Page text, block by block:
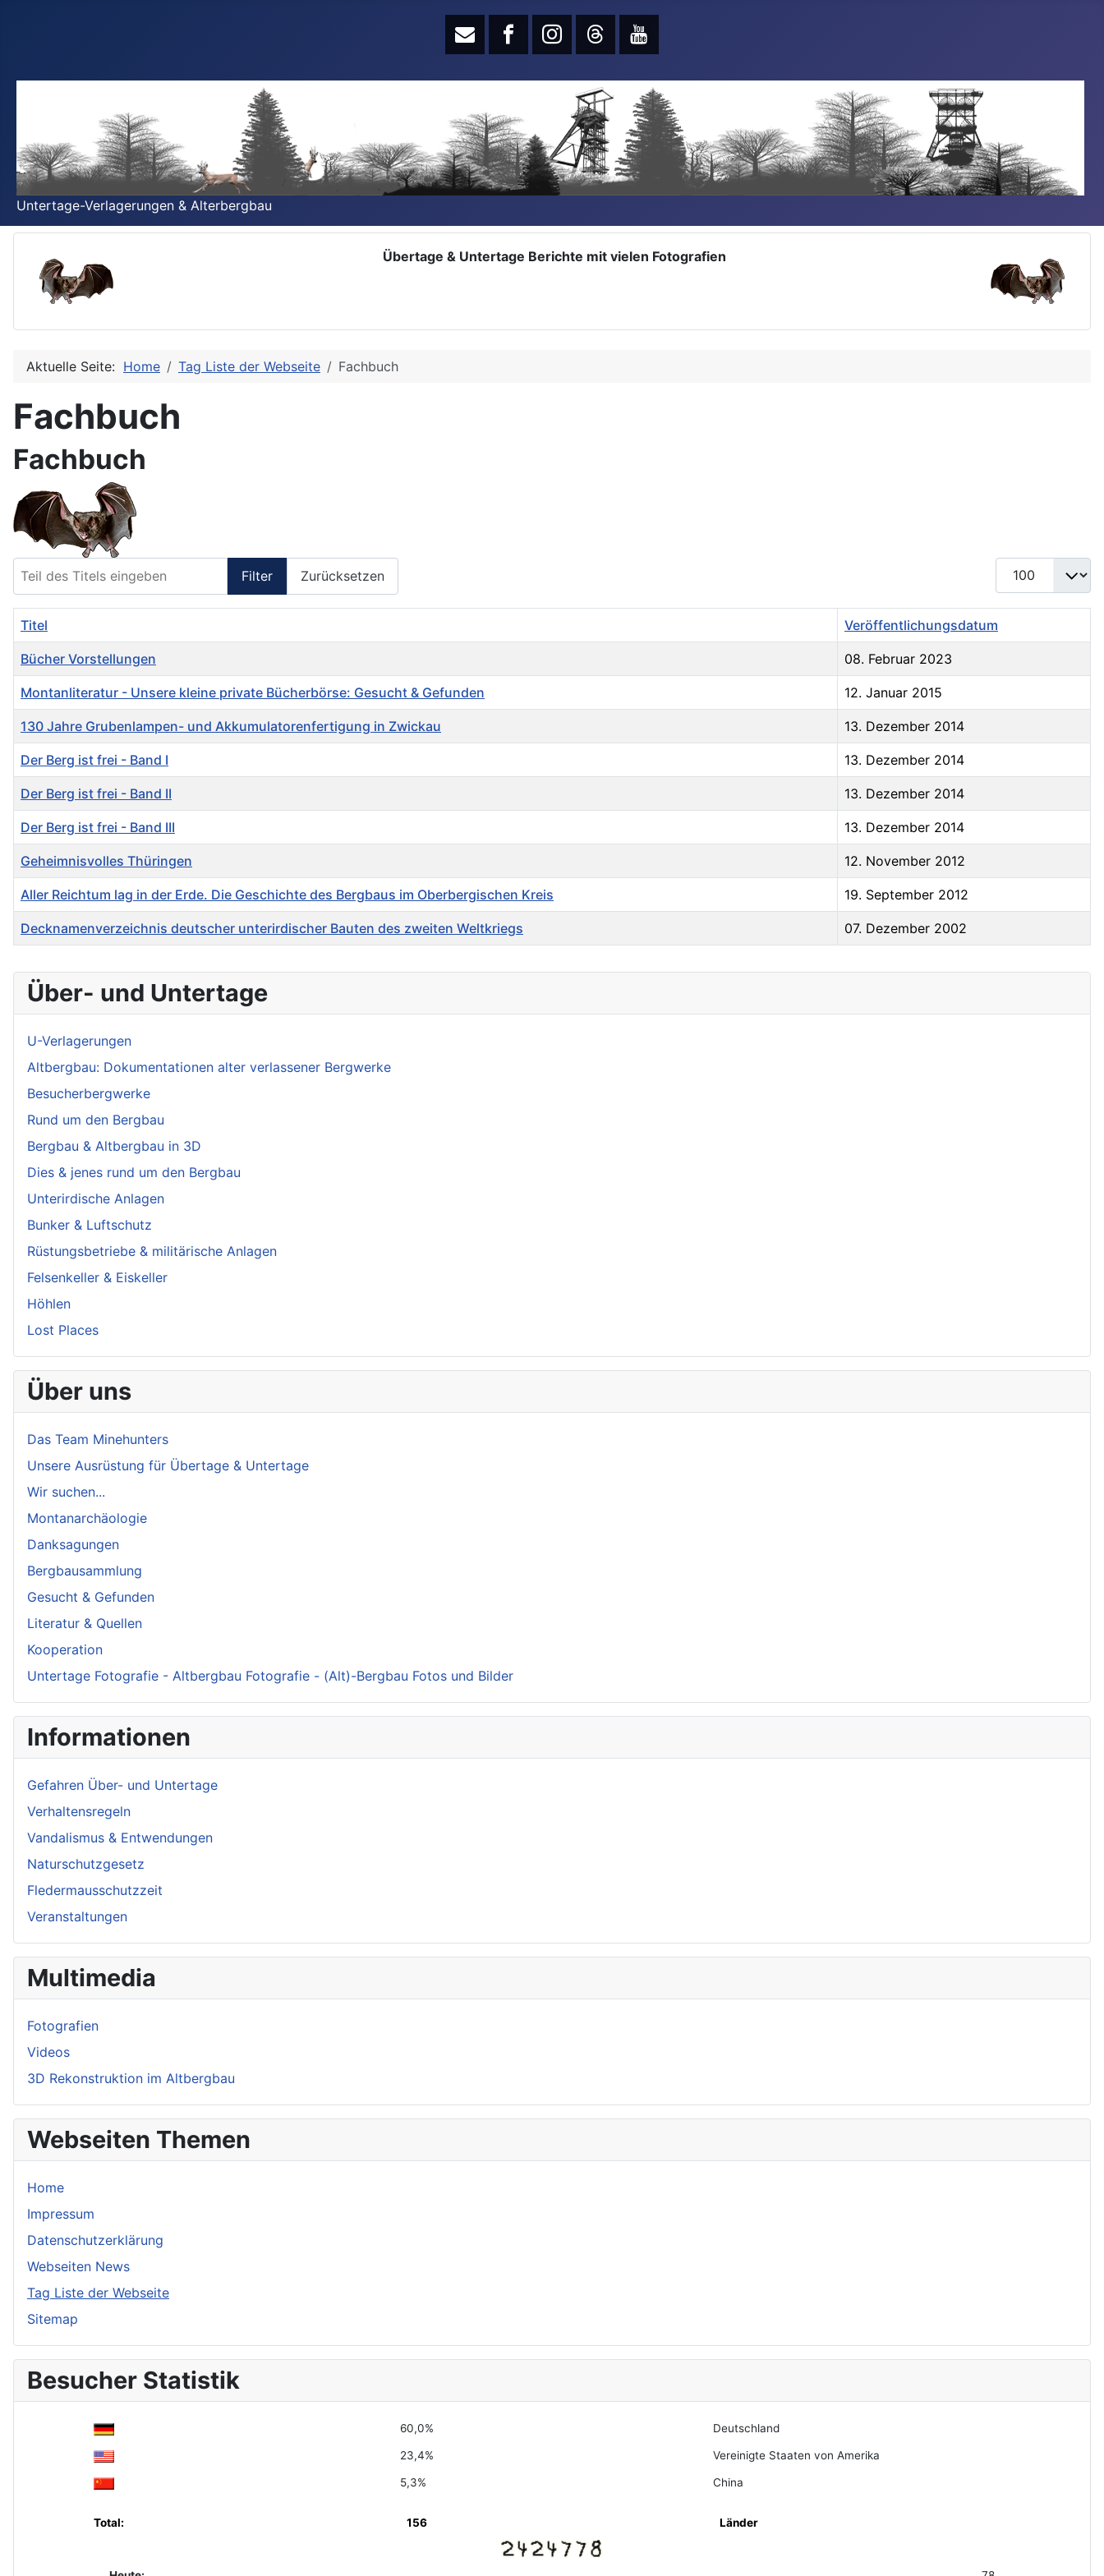
Untertage-Verlagerungen & Alterbergbau
Übertage & Untertage Berichte mit vielen Fotografien
Aktuelle Seite: Home Tag Liste der Webseite Fachbuch
Fachbuch
Fachbuch
Filter Zurücksetzen
Anzeige #
Titel Veröffentlichungsdatum
Bücher Vorstellungen 08. Februar 2023
Montanliteratur - Unsere kleine private Bücherbörse: Gesucht & Gefunden 12. Januar 2015
130 Jahre Grubenlampen- und Akkumulatorenfertigung in Zwickau 13. Dezember 2014
Der Berg ist frei - Band I 13. Dezember 2014
Der Berg ist frei - Band II 13. Dezember 2014
Der Berg ist frei - Band III 13. Dezember 2014
Geheimnisvolles Thüringen 12. November 2012
Aller Reichtum lag in der Erde. Die Geschichte des Bergbaus im Oberbergischen Kreis 19. September 2012
Decknamenverzeichnis deutscher unterirdischer Bauten des zweiten Weltkriegs 07. Dezember 2002
Über- und Untertage
U-Verlagerungen
Altbergbau: Dokumentationen alter verlassener Bergwerke
Besucherbergwerke
Rund um den Bergbau
Bergbau & Altbergbau in 3D
Dies & jenes rund um den Bergbau
Unterirdische Anlagen
Bunker & Luftschutz
Rüstungsbetriebe & militärische Anlagen
Felsenkeller & Eiskeller
Höhlen
Lost Places
Über uns
Das Team Minehunters
Unsere Ausrüstung für Übertage & Untertage
Wir suchen...
Montanarchäologie
Danksagungen
Bergbausammlung
Gesucht & Gefunden
Literatur & Quellen
Kooperation
Untertage Fotografie - Altbergbau Fotografie - (Alt)-Bergbau Fotos und Bilder
Informationen
Gefahren Über- und Untertage
Verhaltensregeln
Vandalismus & Entwendungen
Naturschutzgesetz
Fledermausschutzzeit
Veranstaltungen
Multimedia
Fotografien
Videos
3D Rekonstruktion im Altbergbau
Webseiten Themen
Home
Impressum
Datenschutzerklärung
Webseiten News
Tag Liste der Webseite
Sitemap
Besucher Statistik
60,0% Deutschland
23,4% Vereinigte Staaten von Amerika
5,3% China
Total: 156 Länder